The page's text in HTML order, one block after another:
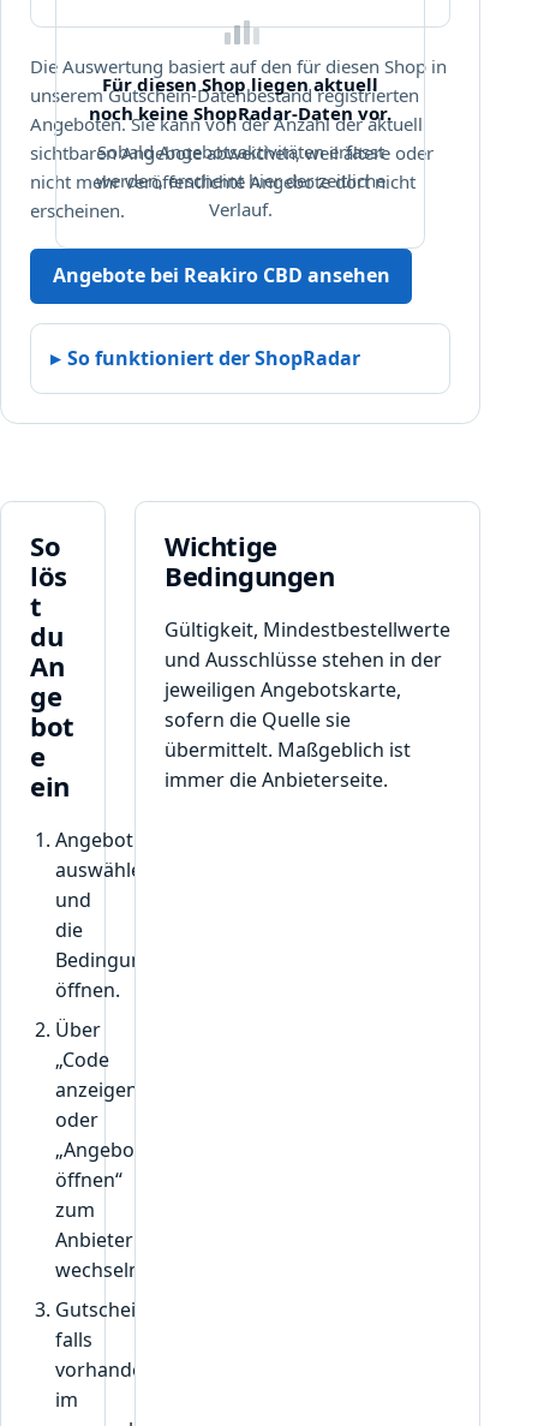
Für diesen Shop liegen aktuell
noch keine ShopRadar-Daten vor.
Sobald Angebotsaktivitäten erfasst
werden, erscheint hier der zeitliche
Verlauf.
Die Auswertung basiert auf den für diesen Shop in
unserem Gutschein-Datenbestand registrierten
Angeboten. Sie kann von der Anzahl der aktuell
sichtbaren Angebote abweichen, weil ältere oder
nicht mehr veröffentlichte Angebote dort nicht
erscheinen.
Angebote bei Reakiro CBD ansehen
So funktioniert der ShopRadar
So
lös
t
du
An
ge
bot
e
ein
Angebot
auswählen
und
die
Bedingungen
öffnen.
Über
„Code
anzeigen“
oder
„Angebot
öffnen“
zum
Anbieter
wechseln.
Gutscheincode,
falls
vorhanden,
im
Wichtige
Bedingungen
Gültigkeit, Mindestbestellwerte
und Ausschlüsse stehen in der
jeweiligen Angebotskarte,
sofern die Quelle sie
übermittelt. Maßgeblich ist
immer die Anbieterseite.